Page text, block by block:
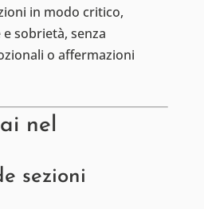
in modo critico,
sobrietà, senza
o affermazioni
nel
sezioni